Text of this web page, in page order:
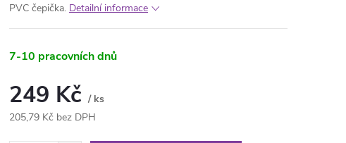
PVC čepička. Detailní informace
7-10 pracovních dnů
249 Kč / ks
205,79 Kč bez DPH